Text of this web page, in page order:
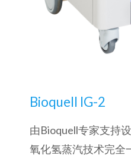
Bioquell IG-2
由Bioquell专家支持
氧化氢蒸汽技术完全